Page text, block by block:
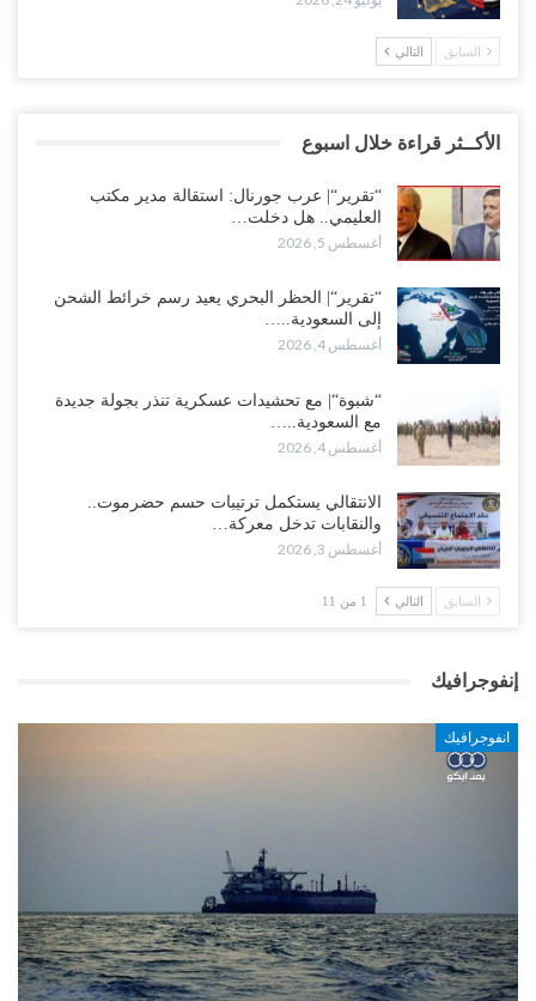
السابق التالي
الأكــثر قراءة خلال اسبوع
“تقرير“| عرب جورنال: استقالة مدير مكتب
العليمي.. هل دخلت…
أغسطس 5, 2026
“تقرير“| الحظر البحري يعيد رسم خرائط الشحن
إلى السعودية..…
أغسطس 4, 2026
“شبوة“| مع تحشيدات عسكرية تنذر بجولة جديدة
مع السعودية..…
أغسطس 4, 2026
الانتقالي يستكمل ترتيبات حسم حضرموت..
والنقابات تدخل معركة…
أغسطس 3, 2026
السابق التالي 1 من 11
إنفوجرافيك
انفوجرافيك